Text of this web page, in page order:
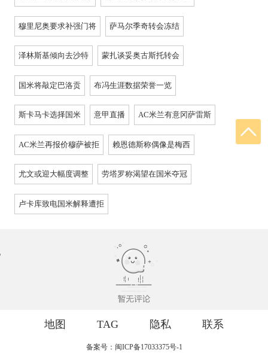
穆里尼奥要求补强门将 萨马尔季奇转会冻结
泽林斯基倾向去沙特 蒙扎谈妥奥古斯托转会
国米将敲定巴洛贡 布冯生涯数据荣誉一览
斯卡马卡选择国米 意甲直播 AC米兰有意冈萨雷斯
AC米兰再报价穆萨被拒 赖恩德斯称偶像是梅西
尤文或迎大幅度调整 劳塔罗称渴望在国米夺冠
卢卡库致电国米解释遭拒
地图 TAG 隐私 联系
备案号：闽ICP备17033375号-1